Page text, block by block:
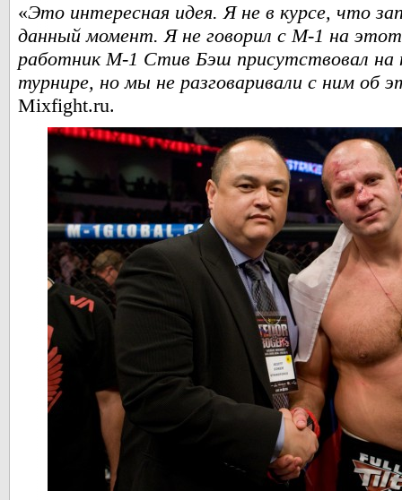
«Это интересная идея. Я не в курсе, что
данный момент. Я не говорил с М-1 на
работник М-1 Стив Бэш присутствовал на
турнире, но мы не разговаривали с ним об
Mixfight.ru.